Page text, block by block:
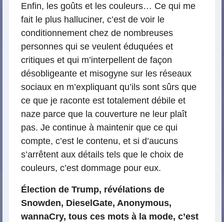
Enfin, les goûts et les couleurs… Ce qui me
fait le plus halluciner, c’est de voir le
conditionnement chez de nombreuses
personnes qui se veulent éduquées et
critiques et qui m’interpellent de façon
désobligeante et misogyne sur les réseaux
sociaux en m’expliquant qu’ils sont sûrs que
ce que je raconte est totalement débile et
naze parce que la couverture ne leur plaît
pas. Je continue à maintenir que ce qui
compte, c’est le contenu, et si d’aucuns
s’arrêtent aux détails tels que le choix de
couleurs, c’est dommage pour eux.
Élection de Trump, révélations de
Snowden, DieselGate, Anonymous,
wannaCry, tous ces mots à la mode, c’est